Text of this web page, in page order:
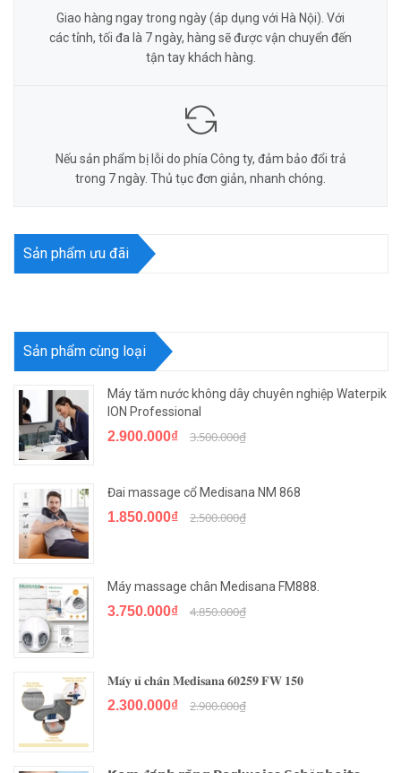
Giao hàng ngay trong ngày (áp dụng với Hà Nội). Với
các tỉnh, tối đa là 7 ngày, hàng sẽ được vận chuyển đến
tận tay khách hàng.
Nếu sản phẩm bị lỗi do phía Công ty, đảm bảo đổi trả
trong 7 ngày. Thủ tục đơn giản, nhanh chóng.
Sản phẩm ưu đãi
Sản phẩm cùng loại
Máy tăm nước không dây chuyên nghiệp Waterpik
ION Professional
2.900.000₫ 3.500.000₫
Đai massage cổ Medisana NM 868
1.850.000₫ 2.500.000₫
Máy massage chân Medisana FM888.
3.750.000₫ 4.850.000₫
𝐌𝐚́𝐲 𝐮̉ 𝐜𝐡𝐚̂𝐧 𝐌𝐞𝐝𝐢𝐬𝐚𝐧𝐚 𝟔𝟎𝟐𝟓𝟗 𝐅𝐖 𝟏𝟓𝟎
2.300.000₫ 2.900.000₫